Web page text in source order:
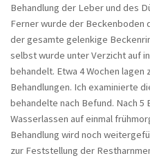
Schulterschmerzen eines
30 Jahre lang
Harnblasenentzündung
Wiederkehrende
einem Jahr ständig
Unerfüllter Kinderwunsch
Entwicklungsverzögerung? -
Armstütz in Bauchlage
Behandlung der Leber und des
Ferner wurde der Beckenboden
der gesamte gelenkige
selbst wurde unter Verzicht auf
behandelt. Etwa 4 Wochen lagen
Behandlungen. Ich examinierte
behandelte nach Befund. Nach 5
Wasserlassen auf einmal
Behandlung wird noch
zur Feststellung der